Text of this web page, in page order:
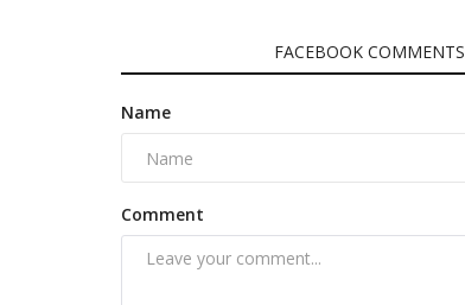
FACEBOOK COMMENTS
Name
Comment